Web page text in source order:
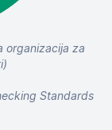
organizacija za
Standards